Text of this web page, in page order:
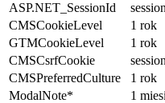
ASP.NET_SessionId
session
CMSCookieLevel
1 rok
GTMCookieLevel
1 rok
CMSCsrfCookie
session
CMSPreferredCulture
1 rok
ModalNote*
1